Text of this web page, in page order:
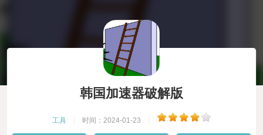
韩国加速器破解版
工具 时间：2024-01-23